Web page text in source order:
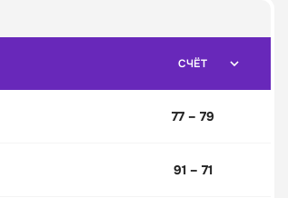
СЧЁТ
77 – 79
91 – 71